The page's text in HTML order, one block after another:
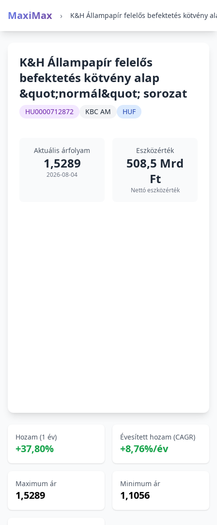
MaxiMax ›
K&H Állampapír felelős
befektetés kötvény alap
&quot;normál&quot; sorozat
HU0000712872 KBC AM HUF
Aktuális árfolyam
1,5289
2026-08-04
Eszközérték
508,5 Mrd
Ft
Nettó eszközérték
Hozam (1 év)
+37,80%
Évesített hozam (CAGR)
+8,76%/év
Maximum ár
1,5289
Minimum ár
1,1056